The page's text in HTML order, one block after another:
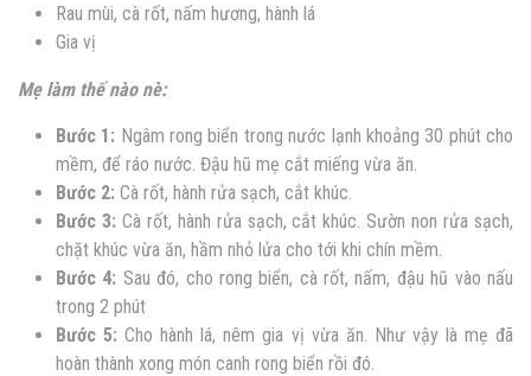
Rau mùi, cà rốt, nấm hương, hành lá
Gia vị
Mẹ làm thế nào nè:
Bước 1: Ngâm rong biển trong nước lạnh khoảng 30 phút cho
mềm, để ráo nước. Đậu hũ mẹ cắt miếng vừa ăn.
Bước 2: Cà rốt, hành rửa sạch, cắt khúc.
Bước 3: Cà rốt, hành rửa sạch, cắt khúc. Sườn non rửa sạch,
chặt khúc vừa ăn, hầm nhỏ lửa cho tới khi chín mềm.
Bước 4: Sau đó, cho rong biển, cà rốt, nấm, đậu hũ vào nấu
trong 2 phút
Bước 5: Cho hành lá, nêm gia vị vừa ăn. Như vậy là mẹ đã
hoàn thành xong món canh rong biển rồi đó.